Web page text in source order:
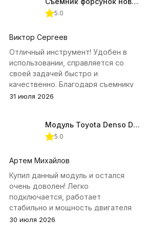
5.0
Виктор Сергеев
Отличный инструмент! Удобен в
использовании, справляется со
своей задачей быстро и
качественно. Благодаря съемнику
удалось избежать лишних хлопот с
31 июля 2026
Модуль Toyota Denso Diesel 2.8D для ChipTuningPRO
5.0
Артем Михайлов
Купил данный модуль и остался
очень доволен! Легко
подключается, работает
стабильно и мощность двигателя
заметно увеличилась. Рекомендую
30 июля 2026